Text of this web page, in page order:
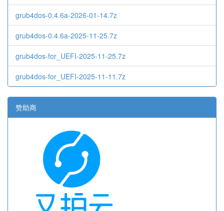
grub4dos-0.4.6a-2026-01-14.7z
grub4dos-0.4.6a-2025-11-25.7z
grub4dos-for_UEFI-2025-11-25.7z
grub4dos-for_UEFI-2025-11-11.7z
赞助商